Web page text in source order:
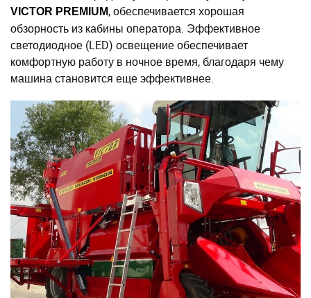
VICTOR PREMIUM, обеспечивается хорошая
обзорность из кабины оператора. Эффективное
светодиодное (LED) освещение обеспечивает
комфортную работу в ночное время, благодаря чему
машина становится еще эффективнее.